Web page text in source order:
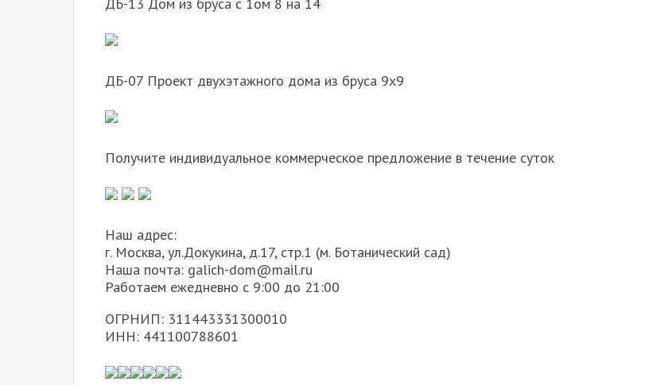
ДБ-07 Проект двухэтажного дома из бруса 9х9
Получите индивидуальное коммерческое предложение в течение суток
Наш адрес:
г. Москва, ул.Докукина, д.17, стр.1 (м. Ботанический сад)
Наша почта: galich-dom@mail.ru
Работаем ежедневно с 9:00 до 21:00
ОГРНИП: 311443331300010
ИНН: 441100788601